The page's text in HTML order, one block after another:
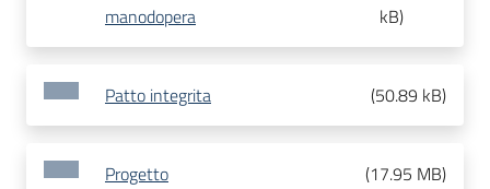
manodopera
kB)
Patto integrita (50.89 kB)
Progetto (17.95 MB)